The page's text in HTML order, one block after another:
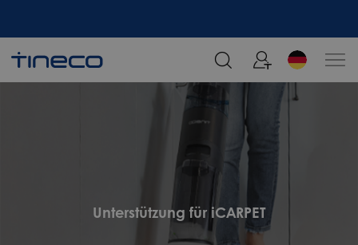
Unterstützung für iCARPET